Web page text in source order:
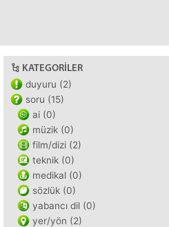
KATEGORILER
duyuru (2)
soru (15)
ai (0)
müzik (0)
film/dizi (2)
teknik (0)
medikal (0)
sözlük (0)
yabancı dil (0)
yer/yön (2)